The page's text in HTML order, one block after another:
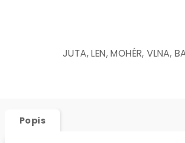
JUTA, LEN, MOHÉR, VLNA,
Popis